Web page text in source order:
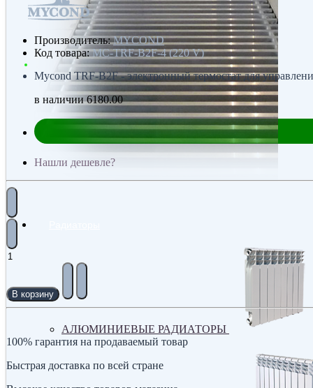
АЛЮМИНИЕВЫЕ РАДИАТОРЫ
Производитель:MYCOND
Код товара:MC-TRF-B2F-4 (220 V)
Mycond TRF-B2F - электронный термостат для
в наличии6180.00
Нашли дешевле?
В корзину
100% гарантия на продаваемый товар
Быстрая доставка по всей стране